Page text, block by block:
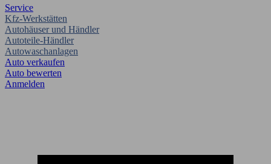
Service
Kfz-Werkstätten
Autohäuser und Händler
Autoteile-Händler
Autowaschanlagen
Auto verkaufen
Auto bewerten
Anmelden